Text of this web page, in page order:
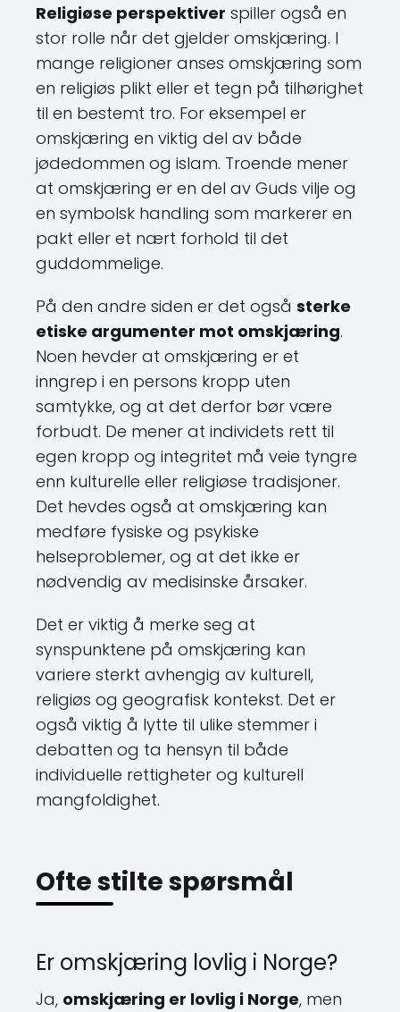
Religiøse perspektiver spiller også en
stor rolle når det gjelder omskjæring. I
mange religioner anses omskjæring som
en religiøs plikt eller et tegn på tilhørighet
til en bestemt tro. For eksempel er
omskjæring en viktig del av både
jødedommen og islam. Troende mener
at omskjæring er en del av Guds vilje og
en symbolsk handling som markerer en
pakt eller et nært forhold til det
guddommelige.
På den andre siden er det også sterke
etiske argumenter mot omskjæring.
Noen hevder at omskjæring er et
inngrep i en persons kropp uten
samtykke, og at det derfor bør være
forbudt. De mener at individets rett til
egen kropp og integritet må veie tyngre
enn kulturelle eller religiøse tradisjoner.
Det hevdes også at omskjæring kan
medføre fysiske og psykiske
helseproblemer, og at det ikke er
nødvendig av medisinske årsaker.
Det er viktig å merke seg at
synspunktene på omskjæring kan
variere sterkt avhengig av kulturell,
religiøs og geografisk kontekst. Det er
også viktig å lytte til ulike stemmer i
debatten og ta hensyn til både
individuelle rettigheter og kulturell
mangfoldighet.
Ofte stilte spørsmål
Er omskjæring lovlig i Norge?
Ja, omskjæring er lovlig i Norge, men